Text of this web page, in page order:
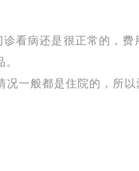
看病还是很正常的，
况一般都是住院的，所